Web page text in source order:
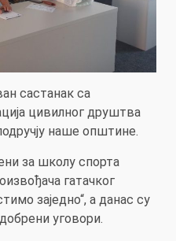
састанак са
цивилног друштва
наше општине.
за школу спорта
гатачког
заједно“, а данас су
уговори.